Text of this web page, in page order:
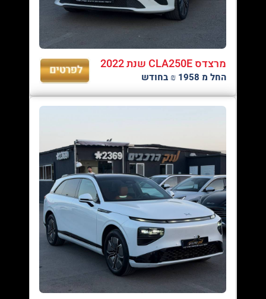
מרצדס CLA250E שנת 2022
החל מ 1958 ₪ בחודש